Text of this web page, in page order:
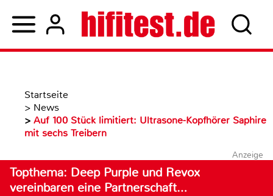
Startseite
> News
> Auf 100 Stück limitiert: Ultrasone-Kopfhörer Saphire
mit sechs Treibern
Anzeige
Topthema: Deep Purple und Revox
vereinbaren eine Partnerschaft…